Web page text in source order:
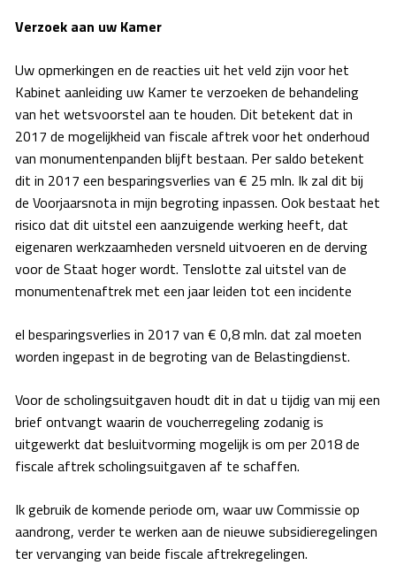
Verzoek aan uw Kamer
Uw opmerkingen en de reacties uit het veld zijn voor het
Kabinet aanleiding uw Kamer te verzoeken de behandeling
van het wetsvoorstel aan te houden. Dit betekent dat in
2017 de mogelijkheid van fiscale aftrek voor het onderhoud
van monumentenpanden blijft bestaan. Per saldo betekent
dit in 2017 een besparingsverlies van € 25 mln. Ik zal dit bij
de Voorjaarsnota in mijn begroting inpassen. Ook bestaat het
risico dat dit uitstel een aanzuigende werking heeft, dat
eigenaren werkzaamheden versneld uitvoeren en de derving
voor de Staat hoger wordt. Tenslotte zal uitstel van de
monumentenaftrek met een jaar leiden tot een incidente
el besparingsverlies in 2017 van € 0,8 mln. dat zal moeten
worden ingepast in de begroting van de Belastingdienst.
Voor de scholingsuitgaven houdt dit in dat u tijdig van mij een
brief ontvangt waarin de voucherregeling zodanig is
uitgewerkt dat besluitvorming mogelijk is om per 2018 de
fiscale aftrek scholingsuitgaven af te schaffen.
Ik gebruik de komende periode om, waar uw Commissie op
aandrong, verder te werken aan de nieuwe subsidieregelingen
ter vervanging van beide fiscale aftrekregelingen.